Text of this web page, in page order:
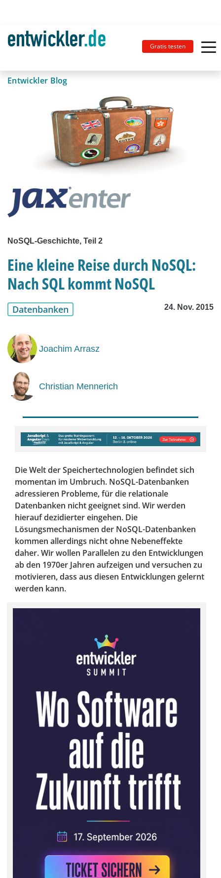
Gratis testen
Entwickler Blog
NoSQL-Geschichte, Teil 2
Eine kleine Reise durch NoSQL:
Nach SQL kommt NoSQL
Datenbanken 24. Nov. 2015
Joachim Arrasz
Christian Mennerich
Die Welt der Speichertechnologien befindet sich
momentan im Umbruch. NoSQL-Datenbanken
adressieren Probleme, für die relationale
Datenbanken nicht geeignet sind. Wir werden
hierauf dezidierter eingehen. Die
Lösungsmechanismen der NoSQL-Datenbanken
kommen allerdings nicht ohne Nebeneffekte
daher. Wir wollen Parallelen zu den Entwicklungen
ab den 1970er Jahren aufzeigen und versuchen zu
motivieren, dass aus diesen Entwicklungen gelernt
werden kann.